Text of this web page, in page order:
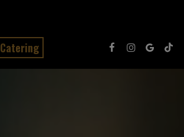
Catering